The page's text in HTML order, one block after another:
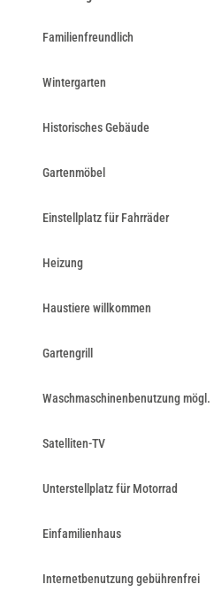
Familienfreundlich
Wintergarten
Historisches Gebäude
Gartenmöbel
Einstellplatz für Fahrräder
Heizung
Haustiere willkommen
Gartengrill
Waschmaschinenbenutzung mögl.
Satelliten-TV
Unterstellplatz für Motorrad
Einfamilienhaus
Internetbenutzung gebührenfrei